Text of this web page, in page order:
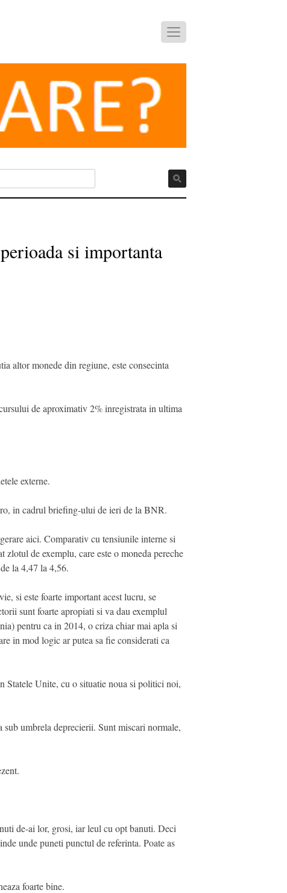
si importanta
altor monede din regiune, este consecinta
de aproximativ 2% inregistrata in ultima
externe.
in cadrul briefing-ului de ieri de la BNR.
aici. Comparativ cu tensiunile interne si
de exemplu, care este o moneda pereche
la 4,47 la 4,56.
si este foarte important acest lucru, se
sunt foarte apropiati si va dau exemplul
pentru ca in 2014, o criza chiar mai apla si
in mod logic ar putea sa fie considerati ca
Statele Unite, cu o situatie noua si politici noi,
umbrela deprecierii. Sunt miscari normale,
de-ai lor, grosi, iar leul cu opt banuti. Deci
unde puneti punctul de referinta. Poate as
foarte bine.